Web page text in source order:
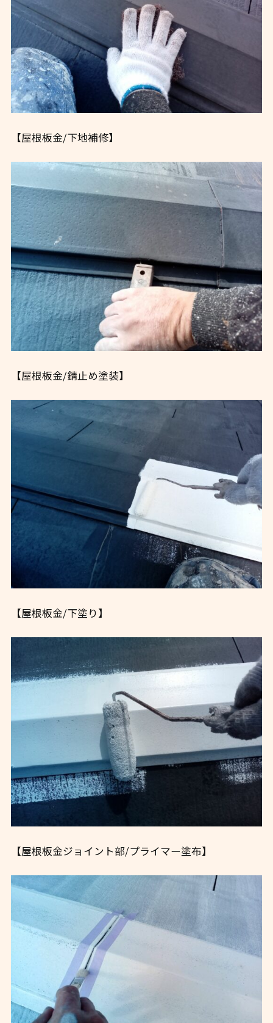
【屋根板金/下地補修】
【屋根板金/錆止め塗装】
【屋根板金/下塗り】
【屋根板金ジョイント部/プライマー塗布】